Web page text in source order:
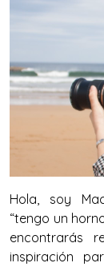
Hola, soy
“tengo un
encontrarás
inspiración